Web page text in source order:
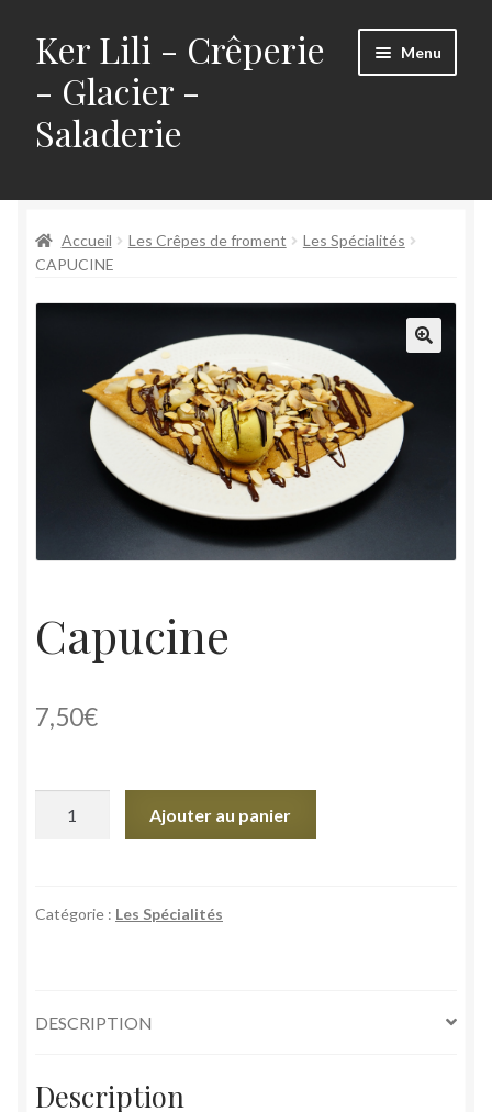
Aller
à
la
navigation
Aller
au
contenu
Ker Lili - Crêperie
- Glacier -
Saladerie
Menu
Accueil
Mentions légales Crêperie Ker Lili
reservation redi
Réservez votre table chez Ker Lili – Crêperie à
Courbevoie
Accueil Les Crêpes de froment
Les Spécialités
CAPUCINE
Capucine
7,50€
Ajouter au panier
Catégorie : Les Spécialités
DESCRIPTION
Description